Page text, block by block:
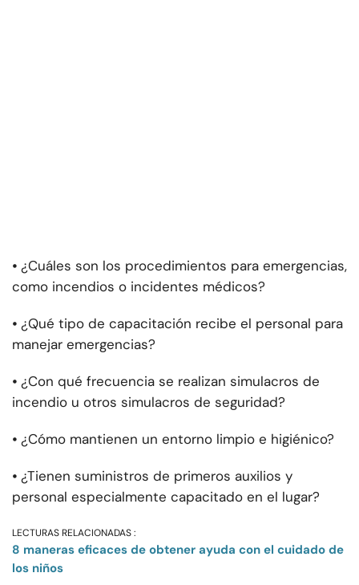
⦁ ¿Cuáles son los procedimientos para emergencias,
como incendios o incidentes médicos?
⦁ ¿Qué tipo de capacitación recibe el personal para
manejar emergencias?
⦁ ¿Con qué frecuencia se realizan simulacros de
incendio u otros simulacros de seguridad?
⦁ ¿Cómo mantienen un entorno limpio e higiénico?
⦁ ¿Tienen suministros de primeros auxilios y
personal especialmente capacitado en el lugar?
LECTURAS RELACIONADAS :
8 maneras eficaces de obtener ayuda con el cuidado de
los niños